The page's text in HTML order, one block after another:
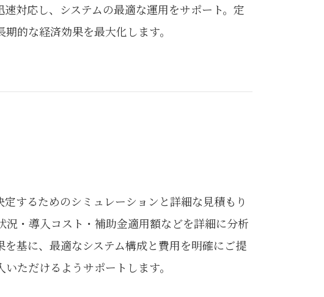
対応し、システムの最適な運用をサポート。定
的な経済効果を最大化します。
するためのシミュレーションと詳細な見積もり
・導入コスト・補助金適用額などを詳細に分析
基に、最適なシステム構成と費用を明確にご提
ただけるようサポートします。